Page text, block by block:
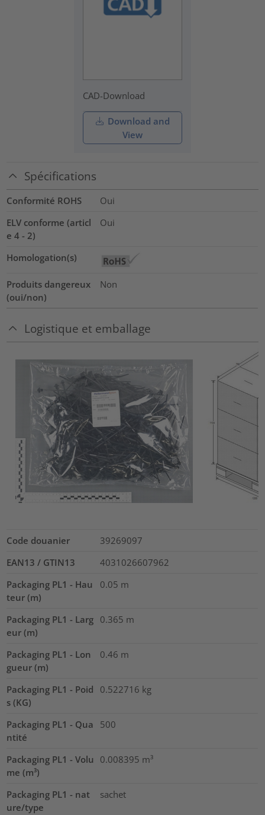
CAD-Download
Download and
View
Spécifications
Conformité ROHS
Oui
ELV conforme (articl
e 4 - 2)
Oui
Homologation(s)
Produits dangereux
(oui/non)
Non
Logistique et emballage
Code douanier
39269097
EAN13 / GTIN13
4031026607962
Packaging PL1 - Hau
teur (m)
0.05 m
Packaging PL1 - Larg
eur (m)
0.365 m
Packaging PL1 - Lon
gueur (m)
0.46 m
Packaging PL1 - Poid
s (KG)
0.522716 kg
Packaging PL1 - Qua
ntité
500
Packaging PL1 - Volu
me (m³)
0.008395 m³
Packaging PL1 - nat
ure/type
sachet